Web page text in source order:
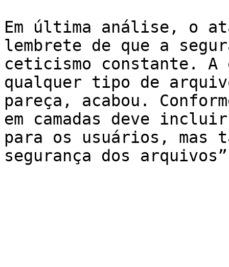
Em última análise, o
lembrete de que a
ceticismo constante. A
qualquer tipo de
pareça, acabou.
em camadas deve
para os usuários, mas
segurança dos